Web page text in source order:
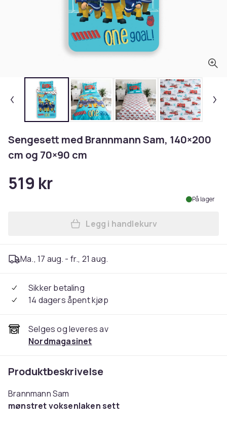
Sengesett med Brannmann Sam, 140×200
cm og 70×90 cm
519 kr
På lager
Legg Sengesett med
Legg i handlekurv
Ma., 17 aug. - fr., 21 aug.
Sikker betaling
14 dagers åpent kjøp
Selges og leveres av
Nordmagasinet
Produktbeskrivelse
Brannmann Sam
mønstret voksenlaken sett